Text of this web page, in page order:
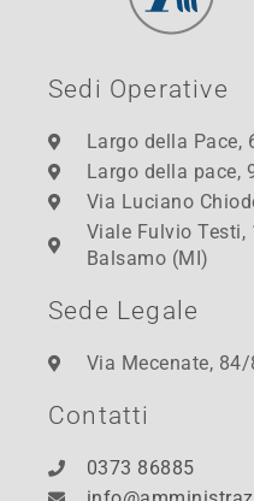
Sedi Operative
Largo della Pace,
Largo della pace,
Via Luciano
Viale Fulvio Testi,
Balsamo (MI)
Sede Legale
Via Mecenate,
Contatti
0373 86885